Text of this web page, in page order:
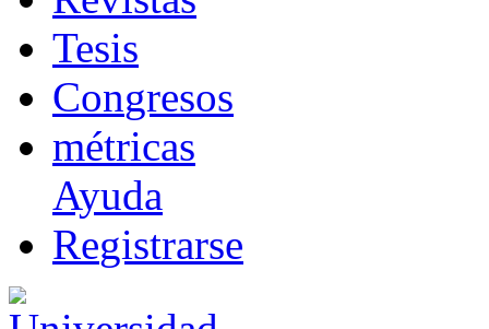
Tesis
Congresos
métricas
Ayuda
Registrarse